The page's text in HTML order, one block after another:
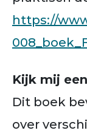
https://
Kijk mij
Dit boek
over